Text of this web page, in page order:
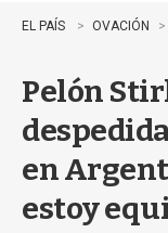
EL PAÍS OVACIÓN
Pelón
en
estoy